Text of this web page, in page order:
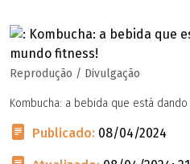
Reprodução / Divulgação
Kombucha: a bebida que está
Publicado: 08/04/2024